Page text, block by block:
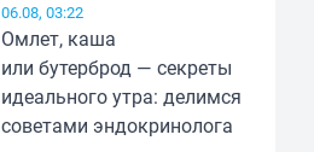
06.08, 03:22
Омлет, каша
или бутерброд — секреты
идеального утра: делимся
советами эндокринолога